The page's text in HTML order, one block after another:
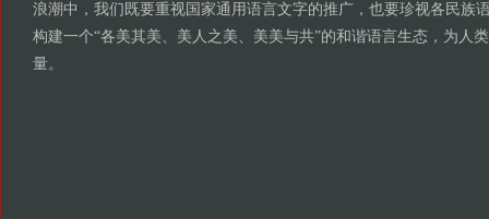
浪潮中，我们既要重视国家通用语言文字的推广，也要珍视各民族
构建一个“各美其美、美人之美、美美与共”的和谐语言生态，为人
量。